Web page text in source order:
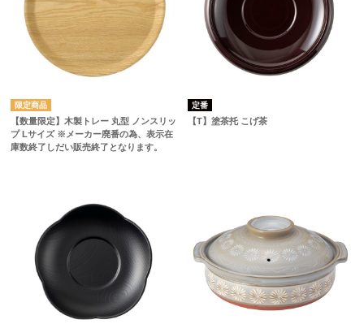
【数量限定】木製トレー 丸型 ノンスリッ
プ Lサイズ ※メーカー廃番の為、表示在
庫数終了しだい販売終了となります。
定番
【T】塗茶托 こげ茶